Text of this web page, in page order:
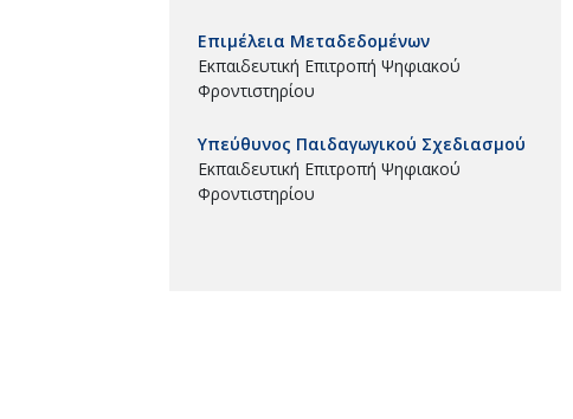
Επιμέλεια Μεταδεδομένων
Εκπαιδευτική Επιτροπή Ψηφιακού
Φροντιστηρίου
Υπεύθυνος Παιδαγωγικού Σχεδιασμού
Εκπαιδευτική Επιτροπή Ψηφιακού
Φροντιστηρίου